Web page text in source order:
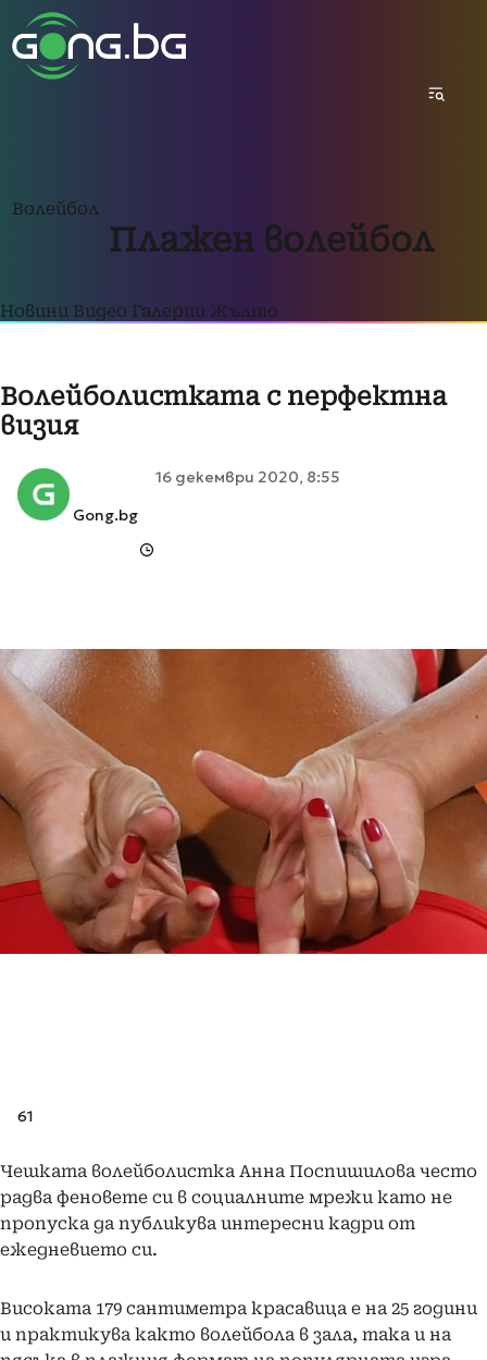
Волейбол
Плажен волейбол
Новини Видео Галерии Жълто
Волейболистката с перфектна
визия
Gong.bg
16 декември 2020, 8:55
61
Чешката волейболистка Анна Поспишилова често
радва феновете си в социалните мрежи като не
пропуска да публикува интересни кадри от
ежедневието си.
Високата 179 сантиметра красавица е на 25 години
и практикува както волейбола в зала, така и на